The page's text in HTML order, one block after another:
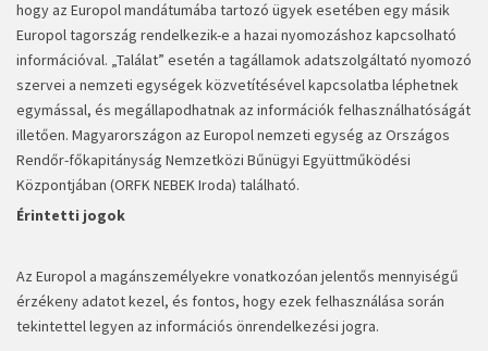
hogy az Europol mandátumába tartozó ügyek esetében egy másik
Europol tagország rendelkezik-e a hazai nyomozáshoz kapcsolható
információval. „Találat” esetén a tagállamok adatszolgáltató nyomozó
szervei a nemzeti egységek közvetítésével kapcsolatba léphetnek
egymással, és megállapodhatnak az információk felhasználhatóságát
illetően. Magyarországon az Europol nemzeti egység az Országos
Rendőr-főkapitányság Nemzetközi Bűnügyi Együttműködési
Központjában (ORFK NEBEK Iroda) található.
Érintetti jogok
Az Europol a magánszemélyekre vonatkozóan jelentős mennyiségű
érzékeny adatot kezel, és fontos, hogy ezek felhasználása során
tekintettel legyen az információs önrendelkezési jogra.